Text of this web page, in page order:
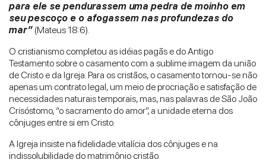
para ele se pendurassem uma pedra de moinho em
seu pescoço e o afogassem nas profundezas do
mar”(Mateus 18:6).
O cristianismo completou as idéias pagãs e do Antigo
Testamento sobre o casamento com a sublime imagem da união
de Cristo e da Igreja. Para os cristãos, o casamento tornou-se não
apenas um contrato legal, um meio de procriação e satisfação de
necessidades naturais temporais, mas, nas palavras de São João
Crisóstomo, “o sacramento do amor”, a unidade eterna dos
cônjuges entre si em Cristo.
A Igreja insiste na fidelidade vitalícia dos cônjuges e na
indissolubilidade do matrimônio cristão.